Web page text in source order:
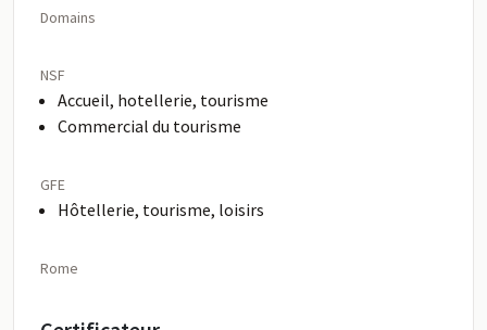
Domains
NSF
Accueil, hotellerie, tourisme
Commercial du tourisme
GFE
Hôtellerie, tourisme, loisirs
Rome